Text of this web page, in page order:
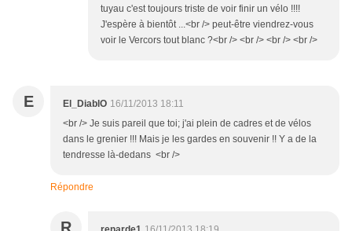
tuyau c'est toujours triste de voir finir un vélo !!!!
J'espère à bientôt ...<br /> peut-être viendrez-vous
voir le Vercors tout blanc ?<br /> <br /> <br /> <br />
E El_DiablO 16/11/2013 18:11
<br /> Je suis pareil que toi; j'ai plein de cadres et de vélos
dans le grenier !!! Mais je les gardes en souvenir !! Y a de la
tendresse là-dedans <br />
Répondre
R